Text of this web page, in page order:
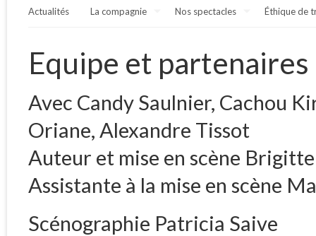
Actualités La compagnie Nos spectacles Éthique de
Equipe et partenaires
Avec Candy Saulnier, Cachou
Oriane, Alexandre Tissot
Auteur et mise en scène
Assistante à la mise en scène
Scénographie Patricia Saive